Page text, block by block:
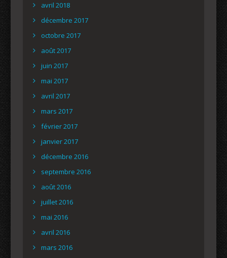
avril 2018
décembre 2017
octobre 2017
août 2017
juin 2017
mai 2017
avril 2017
mars 2017
février 2017
janvier 2017
décembre 2016
septembre 2016
août 2016
juillet 2016
mai 2016
avril 2016
mars 2016